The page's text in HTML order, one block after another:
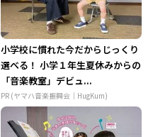
小学校に慣れた今だからじっくり
選べる！ 小学１年生夏休みからの
「音楽教室」デビュ...
PR (ヤマハ音楽振興会｜HugKum)